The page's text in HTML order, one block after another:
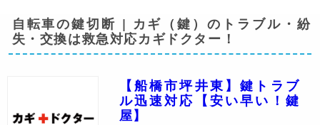
自転車の鍵切断 | カギ（鍵）のトラブル・紛
失・交換は救急対応カギドクター！
【船橋市坪井東】鍵トラブ
ル迅速対応【安い早い！鍵
屋】